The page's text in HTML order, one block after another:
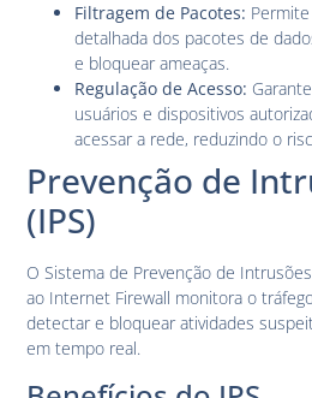
Filtragem de Pacotes:
detalhada dos pacotes de
e bloquear ameaças.
Regulação de Acesso:
usuários e dispositivos
acessar a rede, reduzindo o
Prevenção de
(IPS)
O Sistema de Prevenção de
ao Internet Firewall monitora o
detectar e bloquear atividades
em tempo real.